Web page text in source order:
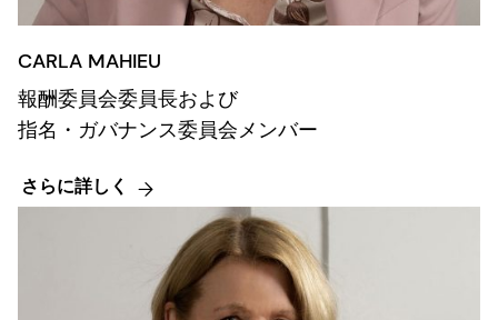
CARLA MAHIEU
報酬委員会委員長および
指名・ガバナンス委員会メンバー
さらに詳しく